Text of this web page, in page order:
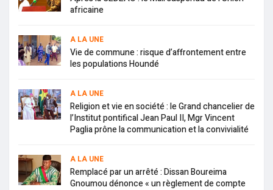
africaine
A LA UNE
Vie de commune : risque d’affrontement entre
les populations Houndé
A LA UNE
Religion et vie en société : le Grand chancelier de
l’Institut pontifical Jean Paul II, Mgr Vincent
Paglia prône la communication et la convivialité
A LA UNE
Remplacé par un arrêté : Dissan Boureima
Gnoumou dénonce « un règlement de compte